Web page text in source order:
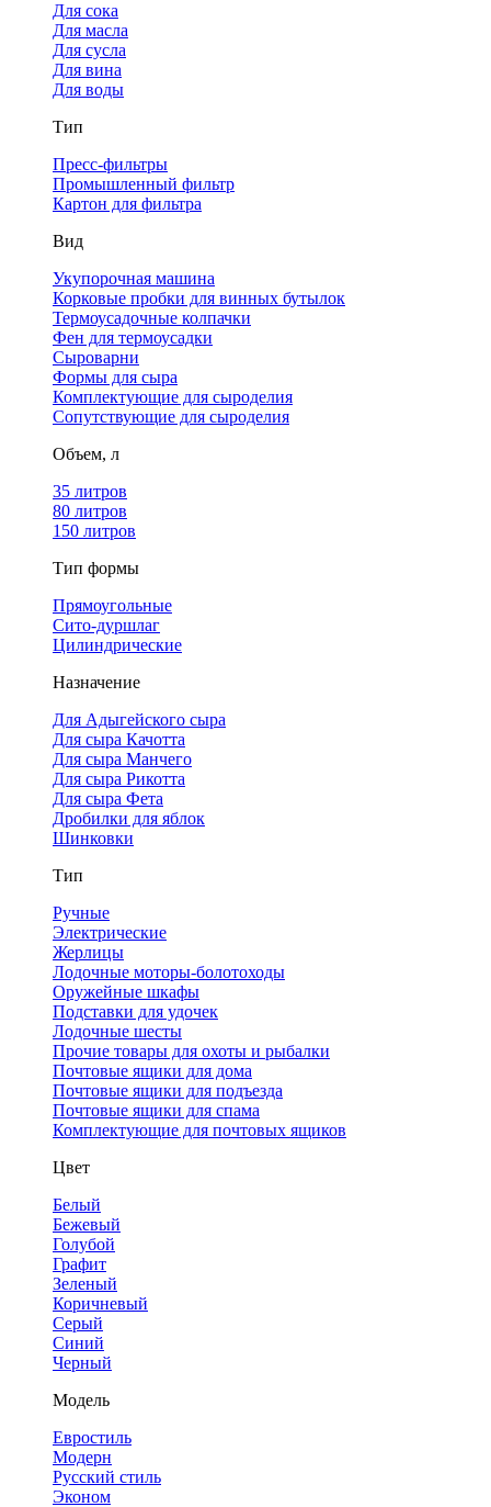
Для сока
Для масла
Для сусла
Для вина
Для воды
Тип
Пресс-фильтры
Промышленный фильтр
Картон для фильтра
Вид
Укупорочная машина
Корковые пробки для винных бутылок
Термоусадочные колпачки
Фен для термоусадки
Сыроварни
Формы для сыра
Комплектующие для сыроделия
Сопутствующие для сыроделия
Объем, л
35 литров
80 литров
150 литров
Тип формы
Прямоугольные
Сито-дуршлаг
Цилиндрические
Назначение
Для Адыгейского сыра
Для сыра Качотта
Для сыра Манчего
Для сыра Рикотта
Для сыра Фета
Дробилки для яблок
Шинковки
Тип
Ручные
Электрические
Жерлицы
Лодочные моторы-болотоходы
Оружейные шкафы
Подставки для удочек
Лодочные шесты
Прочие товары для охоты и рыбалки
Почтовые ящики для дома
Почтовые ящики для подъезда
Почтовые ящики для спама
Комплектующие для почтовых ящиков
Цвет
Белый
Бежевый
Голубой
Графит
Зеленый
Коричневый
Серый
Синий
Черный
Модель
Евростиль
Модерн
Русский стиль
Эконом